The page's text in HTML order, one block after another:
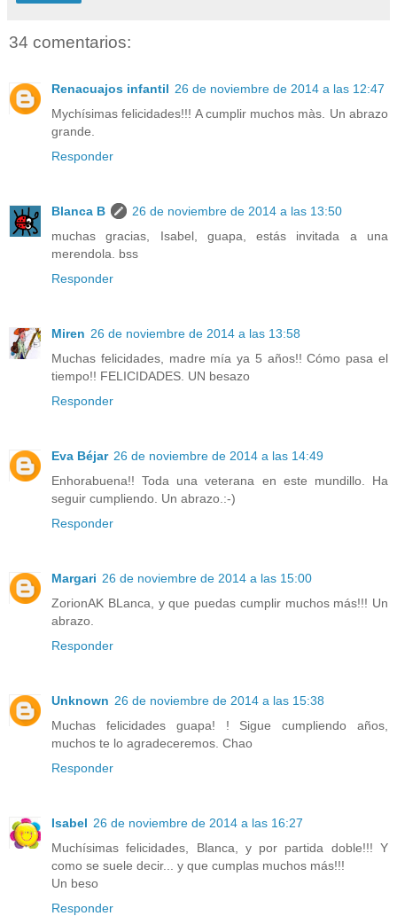
34 comentarios:
Renacuajos infantil 26 de noviembre de 2014 a las 12:47
Mychísimas felicidades!!! A cumplir muchos màs. Un abrazo
grande.
Responder
Blanca B
26 de noviembre de 2014 a las 13:50
muchas gracias, Isabel, guapa, estás invitada a una
merendola. bss
Responder
Miren 26 de noviembre de 2014 a las 13:58
Muchas felicidades, madre mía ya 5 años!! Cómo pasa el
tiempo!! FELICIDADES. UN besazo
Responder
Eva Béjar 26 de noviembre de 2014 a las 14:49
Enhorabuena!! Toda una veterana en este mundillo. Ha
seguir cumpliendo. Un abrazo.:-)
Responder
Margari 26 de noviembre de 2014 a las 15:00
ZorionAK BLanca, y que puedas cumplir muchos más!!! Un
abrazo.
Responder
Unknown 26 de noviembre de 2014 a las 15:38
Muchas felicidades guapa! ! Sigue cumpliendo años,
muchos te lo agradeceremos. Chao
Responder
Isabel 26 de noviembre de 2014 a las 16:27
Muchísimas felicidades, Blanca, y por partida doble!!! Y
como se suele decir... y que cumplas muchos más!!!
Un beso
Responder